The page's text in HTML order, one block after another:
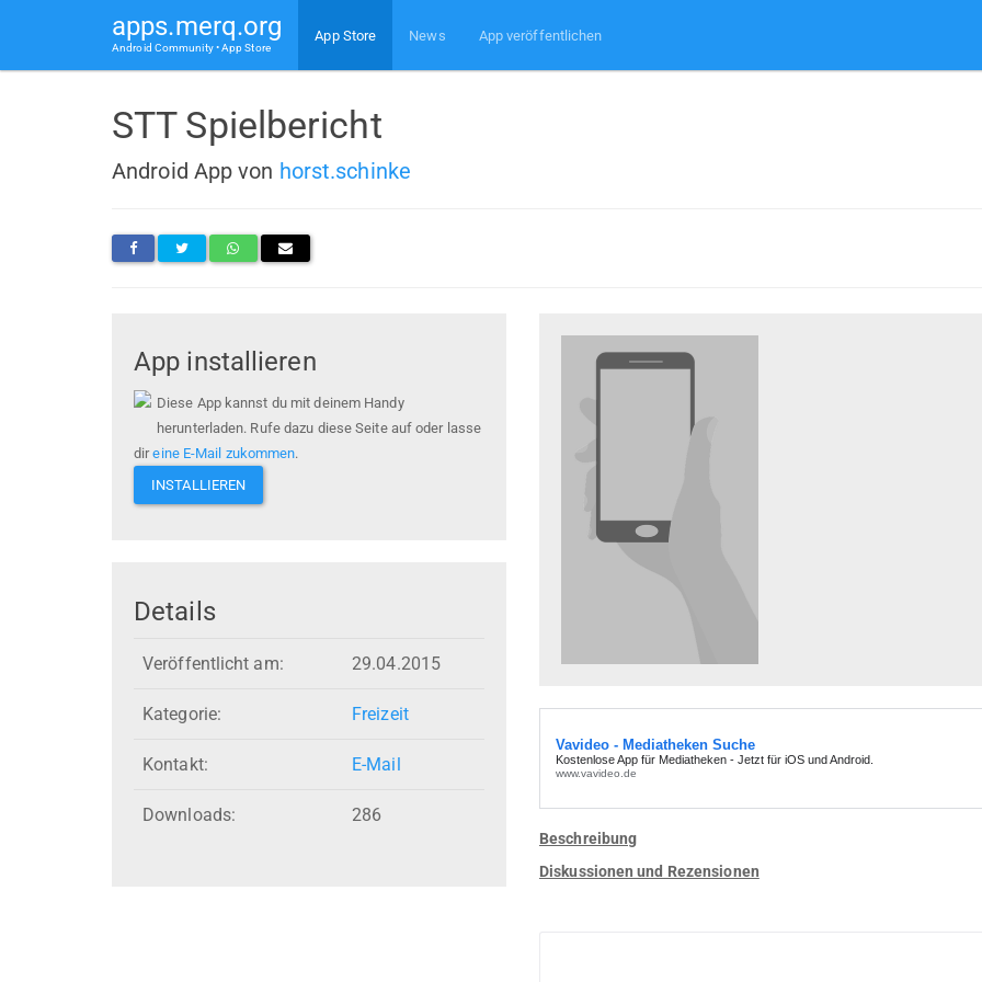
apps.merq.org
Android Community • App Store
App Store News App veröffentlichen
STT Spielbericht
Android App von horst.schinke
App installieren
Diese App kannst du mit deinem Handy
herunterladen. Rufe dazu diese Seite auf oder lasse
direine E-Mail zukommen.
INSTALLIEREN
Details
Veröffentlicht am: 29.04.2015
Kategorie: Freizeit
Kontakt: E-Mail
Downloads: 286
Beschreibung
Diskussionen und Rezensionen